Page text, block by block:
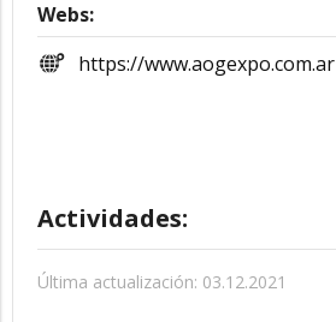
Webs:
https://www.aogexpo.com.ar
Actividades:
Última actualización: 03.12.2021